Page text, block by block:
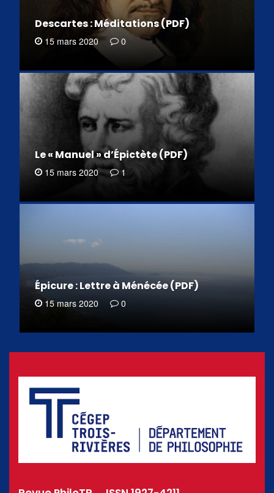
Descartes : Méditations (PDF)
15 mars 2020 0
Le « Manuel » d’Épictète (PDF)
15 mars 2020 1
Épicure : Lettre à Ménécée (PDF)
15 mars 2020 0